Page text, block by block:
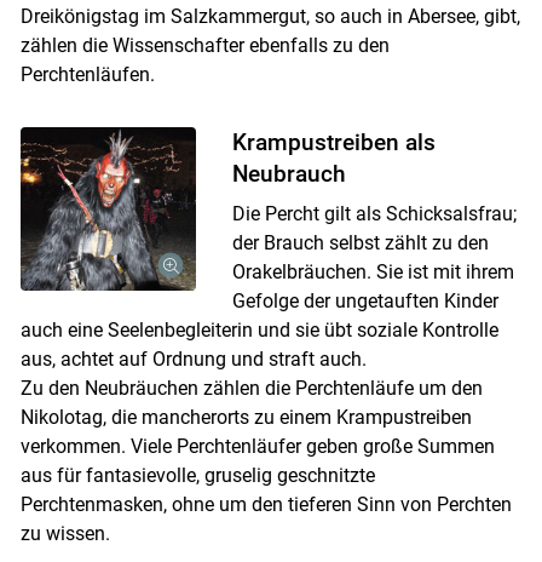
Dreikönigstag im Salzkammergut, so auch in Abersee, gibt,
zählen die Wissenschafter ebenfalls zu den
Perchtenläufen.
Krampustreiben als
Neubrauch
Die Percht gilt als Schicksalsfrau;
der Brauch selbst zählt zu den
Orakelbräuchen. Sie ist mit ihrem
Gefolge der ungetauften Kinder
auch eine Seelenbegleiterin und sie übt soziale Kontrolle
aus, achtet auf Ordnung und straft auch.
Zu den Neubräuchen zählen die Perchtenläufe um den
Nikolotag, die mancherorts zu einem Krampustreiben
verkommen. Viele Perchtenläufer geben große Summen
aus für fantasievolle, gruselig geschnitzte
Perchtenmasken, ohne um den tieferen Sinn von Perchten
zu wissen.